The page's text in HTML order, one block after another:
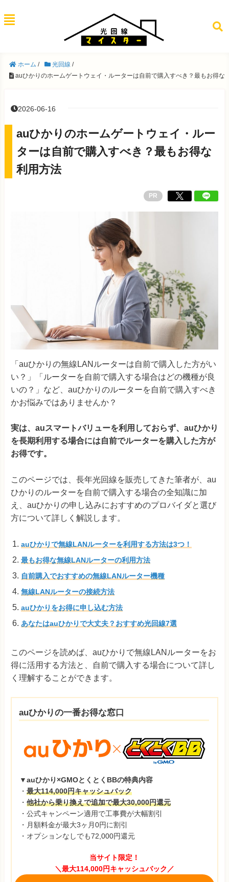
ホーム / 光回線 /
auひかりのホームゲートウェイ・ルーターは自前で購入すべき？最もお得な
2026-06-16
auひかりのホームゲートウェイ・ルー
ターは自前で購入すべき？最もお得な
利用方法
PR
「auひかりの無線LANルーターは自前で購入した方がい
い？」「ルーターを自前で購入する場合はどの機種が良
いの？」など、auひかりのルーターを自前で購入すべき
かお悩みではありませんか？
実は、auスマートバリューを利用しておらず、auひかり
を長期利用する場合には自前でルーターを購入した方が
お得です。
このページでは、長年光回線を販売してきた筆者が、au
ひかりのルーターを自前で購入する場合の全知識に加
え、auひかりの申し込みにおすすめのプロバイダと選び
方について詳しく解説します。
auひかりで無線LANルーターを利用する方法は3つ！
最もお得な無線LANルーターの利用方法
自前購入でおすすめの無線LANルーター機種
無線LANルーターの接続方法
auひかりをお得に申し込む方法
あなたはauひかりで大丈夫？おすすめ光回線7選
このページを読めば、auひかりで無線LANルーターをお
得に活用する方法と、自前で購入する場合について詳し
く理解することができます。
auひかりの一番お得な窓口
▼auひかり×GMOとくとくBBの特典内容
・ 最大114,000円キャッシュバック
・ 他社から乗り換えで追加で最大30,000円還元
・公式キャンペーン適用で工事費が大幅割引
・月額料金が最大3ヶ月0円に割引
・オプションなしでも72,000円還元
当サイト限定！
＼最大114,000円キャッシュバック／